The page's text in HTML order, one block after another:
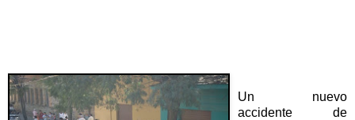
Un nuevo
accidente de